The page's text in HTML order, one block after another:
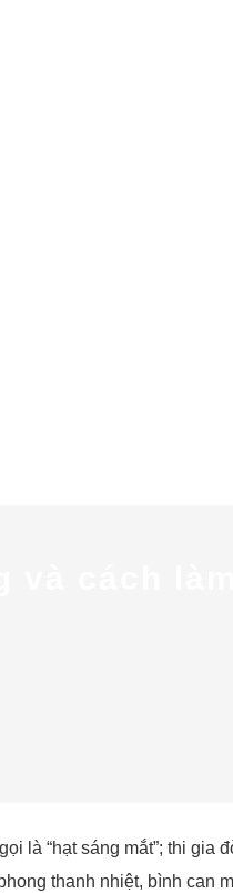
là “hạt sáng mắt”; thi
thanh nhiệt, bình can